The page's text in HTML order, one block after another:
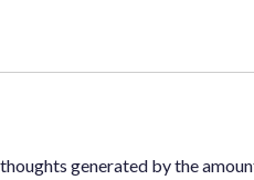
generated by the